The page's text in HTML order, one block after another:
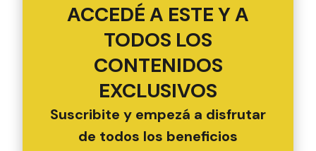
ACCEDÉ A ESTE Y A
TODOS LOS
CONTENIDOS
EXCLUSIVOS
Suscribite y empezá a disfrutar
de todos los beneficios